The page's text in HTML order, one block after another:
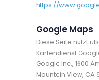
https://
Google Maps
Diese Seite nutzt
Kartendienst
Google Inc., 1600
Mountain View, CA